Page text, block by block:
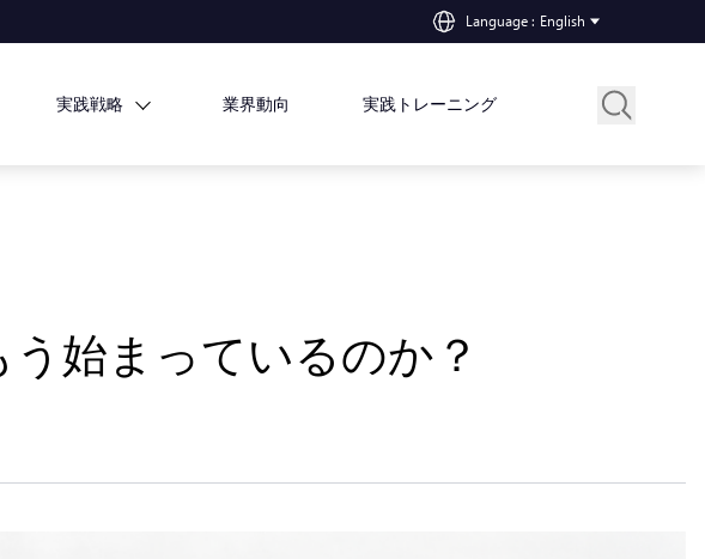
Language : English
実践戦略 業界動向 実践トレーニング
始まっているのか？